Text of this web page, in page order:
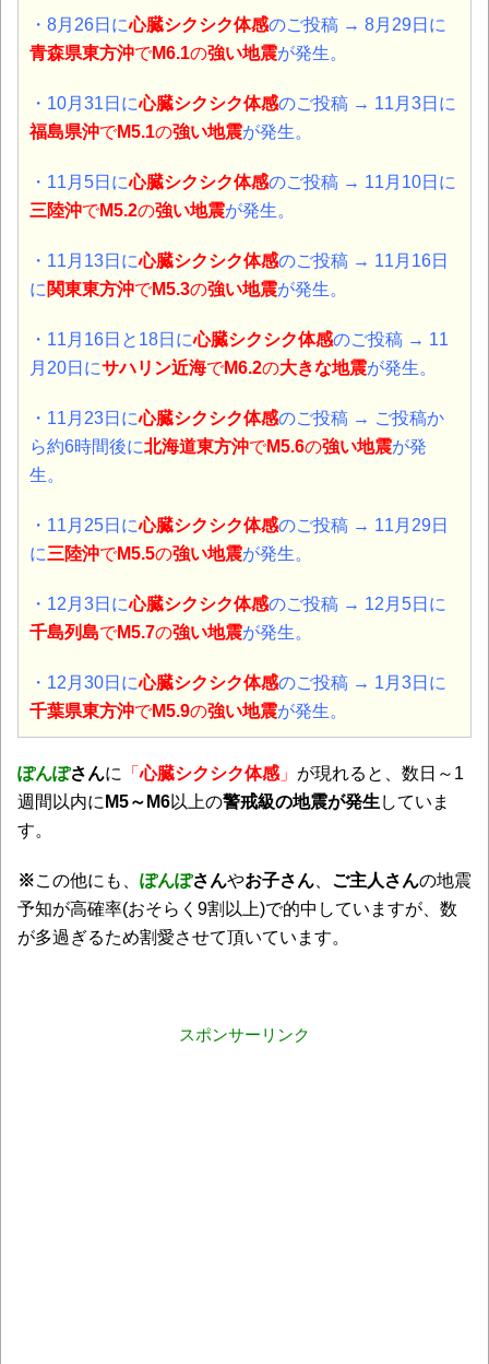
・8月26日に心臓シクシク体感のご投稿 → 8月29日に
青森県東方沖でM6.1の強い地震が発生。
・10月31日に心臓シクシク体感のご投稿 → 11月3日に
福島県沖でM5.1の強い地震が発生。
・11月5日に心臓シクシク体感のご投稿 → 11月10日に
三陸沖でM5.2の強い地震が発生。
・11月13日に心臓シクシク体感のご投稿 → 11月16日
に 関東東方沖でM5.3の強い地震が発生。
・11月16日と18日に心臓シクシク体感のご投稿 → 11
月20日にサハリン近海でM6.2の大きな地震が発生。
・11月23日に心臓シクシク体感のご投稿 → ご投稿か
ら約6時間後に北海道東方沖でM5.6の強い地震が発
生。
・11月25日に心臓シクシク体感のご投稿 → 11月29日
に三陸沖でM5.5の強い地震が発生。
・12月3日に心臓シクシク体感のご投稿 → 12月5日に
千島列島でM5.7の強い地震が発生。
・12月30日に心臓シクシク体感のご投稿 → 1月3日に
千葉県東方沖でM5.9の強い地震が発生。
ぽんぽさんに 「心臓シクシク体感 」 が現れると、数日～1
週間以内に M5～M6以上の警戒級の地震が発生 していま
す。
※この他にも、 ぽんぽさんやお子さん ご主人さんの地震
予知が高確率(おそらく9割以上)で的中していますが、数
が多過ぎるため割愛させて頂いています。
スポンサーリンク